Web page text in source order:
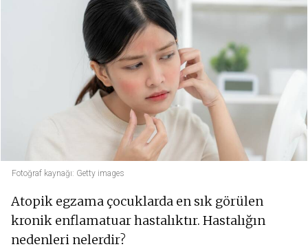
Fotoğraf kaynağı: Getty images
Atopik egzama çocuklarda en sık görülen
kronik enflamatuar hastalıktır. Hastalığın
nedenleri nelerdir?